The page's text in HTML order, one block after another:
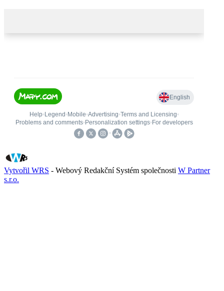
Vytvořil WRS - Webový Redakční Systém společnosti W Partner
s.r.o.